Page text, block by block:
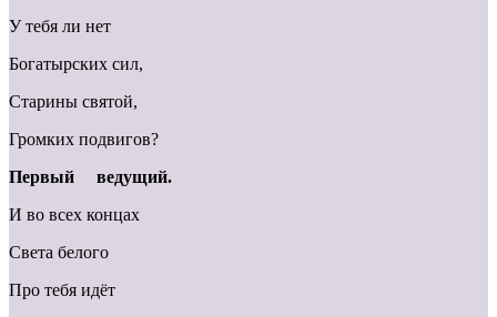
У тебя ли нет
Богатырских сил,
Старины святой,
Громких подвигов?
Первый ведущий.
И во всех концах
Света белого
Про тебя идёт